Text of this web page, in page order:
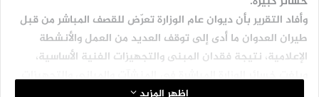
وأفاد التقرير بأن ديوان عام الوزارة تعرّض للقصف المباشر من قبل
طيران العدوان ما أدى إلى توقف العديد من العمل والأنشطة
الإعلامية، نتيجة فقدان المبنى والتجهيزات الفنية الأساسية،
وبلغت خسائر الوزارة المباشرة في المنشآت والمباني والتجهيزات
اظهر المزيد